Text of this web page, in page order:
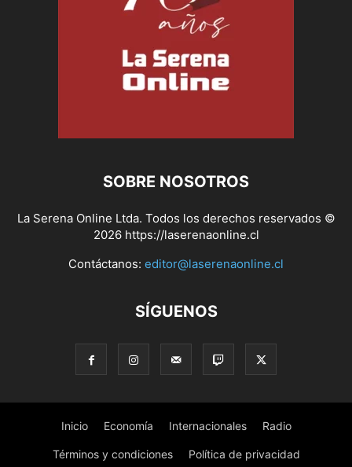
SOBRE NOSOTROS
La Serena Online Ltda. Todos los derechos reservados ©
2026 https://laserenaonline.cl
Contáctanos: editor@laserenaonline.cl
SÍGUENOS
Inicio Economía Internacionales Radio
Términos y condiciones Política de privacidad